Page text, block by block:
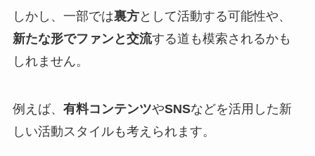
しかし、一部では裏方として活動する可能性や、
新たな形でファンと交流する道も模索されるかも
しれません。
例えば、 有料コンテンツやSNSなどを活用した新
しい活動スタイルも考えられます。